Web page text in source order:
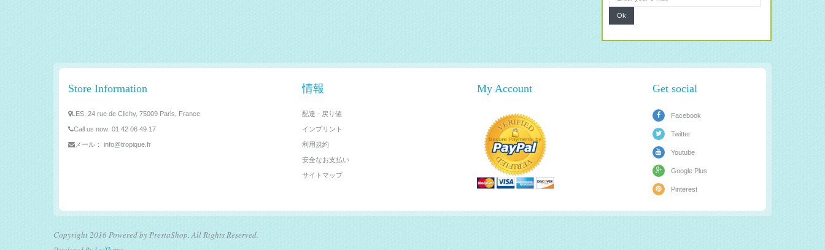
Ok
Store Information
LES, 24 rue de Clichy, 75009 Paris, France
Call us now: 01 42 06 49 17
メール： info@tropique.fr
情報
配達 - 戻り値
インプリント
利用規約
安全なお支払い
サイトマップ
My Account Get social
Facebook
Twitter
Youtube
Google Plus
Pinterest
Copyright 2016 Powered by PrestaShop. All Rights Reserved.